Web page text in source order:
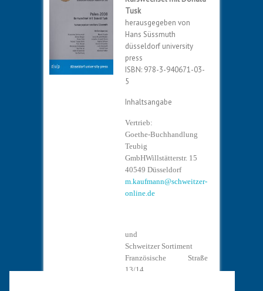
Tusk
herausgegeben von
Hans Süssmuth
düsseldorf university
press
ISBN: 978-3-940671-03-
5
Inhaltsangabe
Vertrieb:
Goethe-Buchhandlung
Teubig
GmbHWillstätterstr. 15
40549 Düsseldorf
m.kaufmann@schweitzer-
online.de
und
Schweitzer Sortiment
Französische Straße
13/14